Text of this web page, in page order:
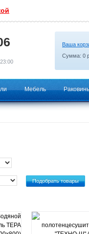
Ваша
Сумма: 0
Мебель